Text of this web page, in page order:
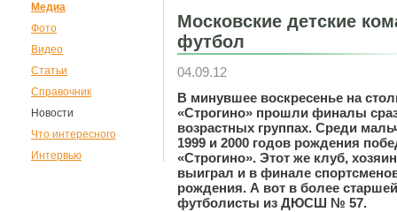
Медиа
Фото
Видео
Статьи
Справочник
Новости
Что интересного
Интервью
Московские детские
футбол
04.09.12
В минувшее воскресенье на
«Строгино» прошли финалы
возрастных группах. Среди
1999 и 2000 годов рождения
«Строгино». Этот же клуб,
выиграл и в финале
рождения. А вот в более
футболисты из ДЮСШ № 57.